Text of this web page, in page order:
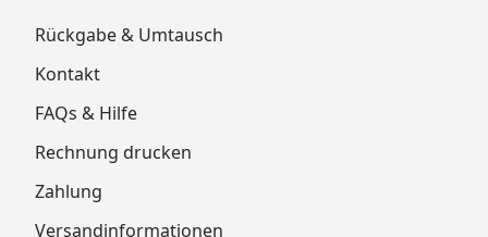
Rückgabe & Umtausch
Kontakt
FAQs & Hilfe
Rechnung drucken
Zahlung
Versandinformationen